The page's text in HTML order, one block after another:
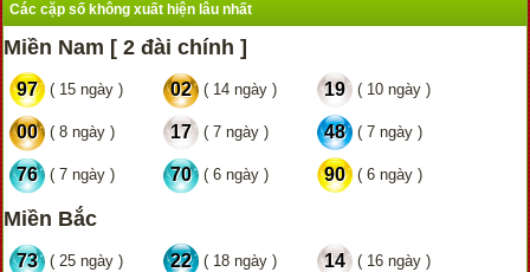
Các cặp số không xuất hiện lâu nhất
Miền Nam [ 2 đài chính ]
97 ( 15 ngày ) 02 ( 14 ngày ) 19 ( 10 ngày )
00 ( 8 ngày ) 17 ( 7 ngày ) 48 ( 7 ngày )
76 ( 7 ngày ) 70 ( 6 ngày ) 90 ( 6 ngày )
Miền Bắc
73 ( 25 ngày ) 22 ( 18 ngày ) 14 ( 16 ngày )